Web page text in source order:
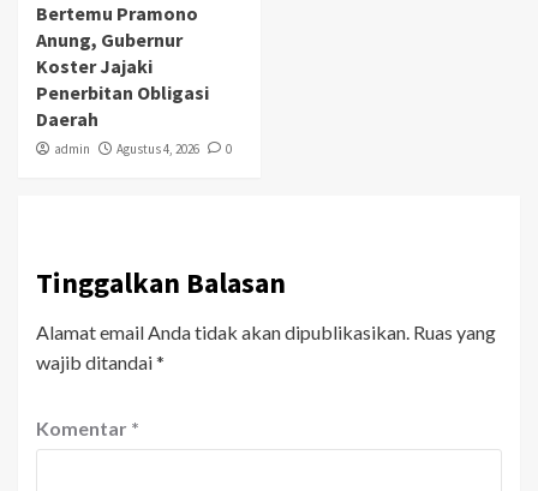
Bertemu Pramono
Anung, Gubernur
Koster Jajaki
Penerbitan Obligasi
Daerah
admin Agustus 4, 2026 0
Tinggalkan Balasan
Alamat email Anda tidak akan dipublikasikan. Ruas yang
wajib ditandai*
Komentar *